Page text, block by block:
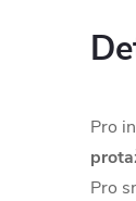
Pro
Pro